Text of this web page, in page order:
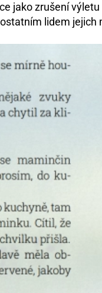
jako zrušení
lidem jejich